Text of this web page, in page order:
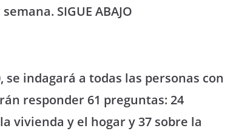
SIGUE ABAJO
se indagará a todas las personas con
responder 61 preguntas: 24
vivienda y el hogar y 37 sobre la